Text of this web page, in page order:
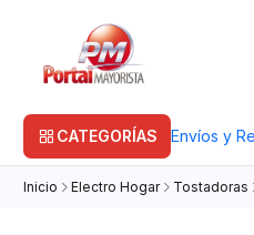
CATEGORÍAS Envíos y
Inicio Electro Hogar Tostadoras